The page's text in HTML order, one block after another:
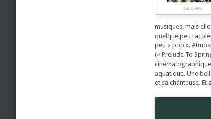
musiques, mais
quelque peu
peu « pop ».
(« Prelude To
aquatique. Une
et sa chanteuse.